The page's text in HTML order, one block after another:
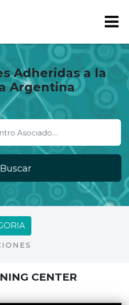
Adheridas a la
Argentina
Buscar
CENTER